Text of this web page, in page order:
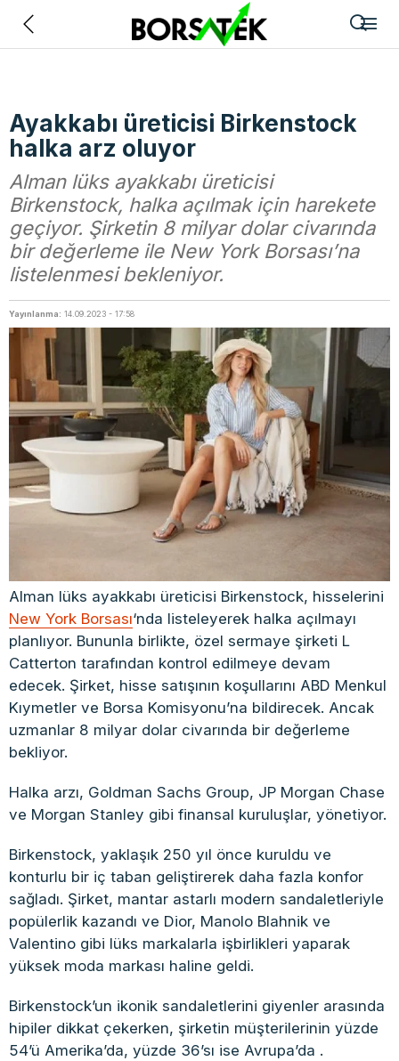
Ayakkabı üreticisi Birkenstock
halka arz oluyor
Alman lüks ayakkabı üreticisi
Birkenstock, halka açılmak için harekete
geçiyor. Şirketin 8 milyar dolar civarında
bir değerleme ile New York Borsası’na
listelenmesi bekleniyor.
Yayınlanma: 14.09.2023 - 17:58
Alman lüks ayakkabı üreticisi Birkenstock, hisselerini
New York Borsası‘nda listeleyerek halka açılmayı
planlıyor. Bununla birlikte, özel sermaye şirketi L
Catterton tarafından kontrol edilmeye devam
edecek. Şirket, hisse satışının koşullarını ABD Menkul
Kıymetler ve Borsa Komisyonu’na bildirecek. Ancak
uzmanlar 8 milyar dolar civarında bir değerleme
bekliyor.
Halka arzı, Goldman Sachs Group, JP Morgan Chase
ve Morgan Stanley gibi finansal kuruluşlar, yönetiyor.
Birkenstock, yaklaşık 250 yıl önce kuruldu ve
konturlu bir iç taban geliştirerek daha fazla konfor
sağladı. Şirket, mantar astarlı modern sandaletleriyle
popülerlik kazandı ve Dior, Manolo Blahnik ve
Valentino gibi lüks markalarla işbirlikleri yaparak
yüksek moda markası haline geldi.
Birkenstock’un ikonik sandaletlerini giyenler arasında
hipiler dikkat çekerken, şirketin müşterilerinin yüzde
54’ü Amerika’da, yüzde 36’sı ise Avrupa’da .